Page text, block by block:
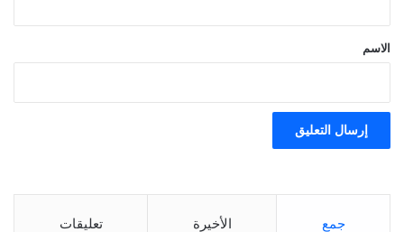
*الاسم
جمع الأخيرة تعليقات